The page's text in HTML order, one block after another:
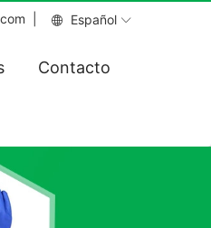
Español
|
Contacto